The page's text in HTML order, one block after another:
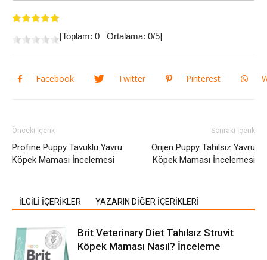
[Toplam: 0 Ortalama: 0/5]
Facebook Twitter Pinterest
Önceki İçerik
Profine Puppy Tavuklu Yavru
Köpek Maması İncelemesi
Sonraki İçerik
Orijen Puppy Tahılsız Yavru
Köpek Maması İncelemesi
İLGİLİ İÇERİKLER YAZARIN DİĞER İÇERİKLERİ
Brit Veterinary Diet Tahılsız Struvit
Köpek Maması Nasıl? İnceleme